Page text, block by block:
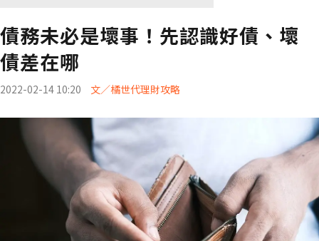
債務未必是壞事！先認識好債、壞
債差在哪
2022-02-14 10:20 文／橘世代理財攻略